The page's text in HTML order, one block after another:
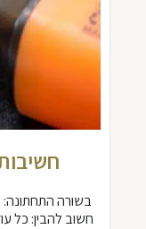
בשורה התחתונה:
חשוב להבין: כל